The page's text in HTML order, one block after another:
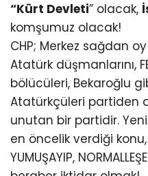
“Kürt Devleti” olacak,
komşumuz olacak!
CHP; Merkez sağdan
Atatürk düşmanlarını,
bölücüleri, Bekaroğlu
Atatürkçüleri partiden
unutan bir partidir. Yeni
en öncelik verdiği konu,
YUMUŞAYIP,